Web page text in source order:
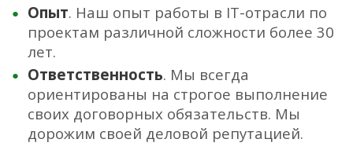
Опыт. Наш опыт работы в IT-отрасли по
проектам различной сложности более 30
лет.
Ответственность. Мы всегда
ориентированы на строгое выполнение
своих договорных обязательств. Мы
дорожим своей деловой репутацией.